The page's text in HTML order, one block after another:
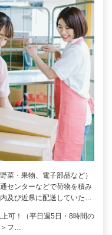
菜・果物、電子部品など）
センターなどで荷物を積み
及び近県に配送していた…
可！（平日週5日・8時間の
＞フ…